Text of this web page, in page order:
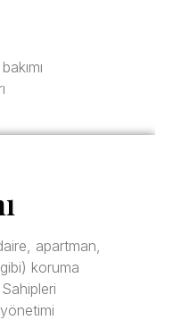
apartman,
koruma